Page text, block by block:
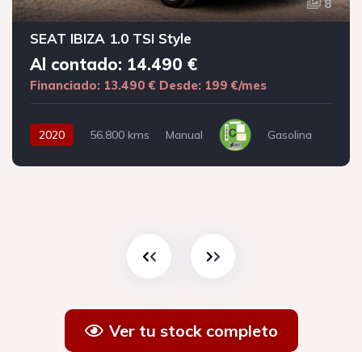
8
SEAT IBIZA 1.0 TSI Style
Al contado: 14.490 €
Financiado: 13.490 € Desde: 199 €/mes
2020 56.800 kms Manual Gasolina
Ver tu stock completo